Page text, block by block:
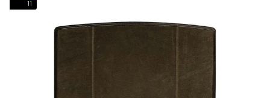
11